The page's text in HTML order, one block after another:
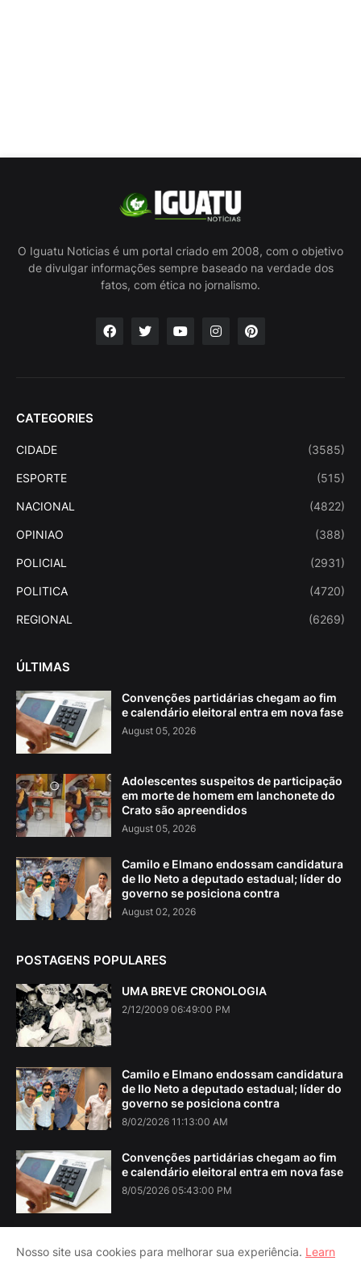
O Iguatu Noticias é um portal criado em 2008, com o objetivo
de divulgar informações sempre baseado na verdade dos
fatos, com ética no jornalismo.
CATEGORIES
CIDADE (3585)
ESPORTE (515)
NACIONAL (4822)
OPINIAO (388)
POLICIAL (2931)
POLITICA (4720)
REGIONAL (6269)
ÚLTIMAS
Convenções partidárias chegam ao fim
e calendário eleitoral entra em nova fase
August 05, 2026
Adolescentes suspeitos de participação
em morte de homem em lanchonete do
Crato são apreendidos
August 05, 2026
Camilo e Elmano endossam candidatura
de Ilo Neto a deputado estadual; líder do
governo se posiciona contra
August 02, 2026
POSTAGENS POPULARES
UMA BREVE CRONOLOGIA
2/12/2009 06:49:00 PM
Camilo e Elmano endossam candidatura
de Ilo Neto a deputado estadual; líder do
governo se posiciona contra
8/02/2026 11:13:00 AM
Convenções partidárias chegam ao fim
e calendário eleitoral entra em nova fase
8/05/2026 05:43:00 PM
Nosso site usa cookies para melhorar sua experiência. Learn